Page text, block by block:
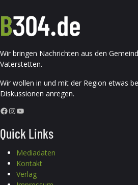
Wir bringen Nachrichten aus den
Vaterstetten.
Wir wollen in und mit der Region etwas
Diskussionen anregen.
Facebook InstagramYouTube
Quick Links
Mediadaten
Kontakt
Verlag